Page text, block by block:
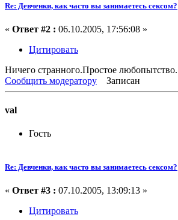
Re: Девченки, как часто вы занимаетесь сексом?
« Ответ #2 : 06.10.2005, 17:56:08 »
Цитировать
Ничего странного.Простое любопытство.
Сообщить модератору
Записан
val
Гость
Re: Девченки, как часто вы занимаетесь сексом?
« Ответ #3 : 07.10.2005, 13:09:13 »
Цитировать